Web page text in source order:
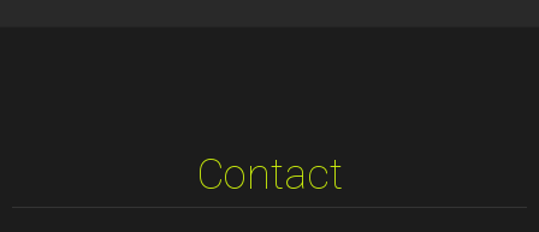
Contact